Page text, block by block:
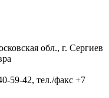
обл., г. Сергиев
59-42, тел./факс +7